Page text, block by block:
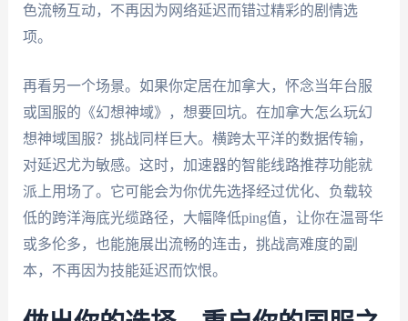
色流畅互动，不再因为网络延迟而错过精彩的剧情选
项。
再看另一个场景。如果你定居在加拿大，怀念当年台服
或国服的《幻想神域》，想要回坑。在加拿大怎么玩幻
想神域国服？挑战同样巨大。横跨太平洋的数据传输，
对延迟尤为敏感。这时，加速器的智能线路推荐功能就
派上用场了。它可能会为你优先选择经过优化、负载较
低的跨洋海底光缆路径，大幅降低ping值，让你在温哥华
或多伦多，也能施展出流畅的连击，挑战高难度的副
本，不再因为技能延迟而饮恨。